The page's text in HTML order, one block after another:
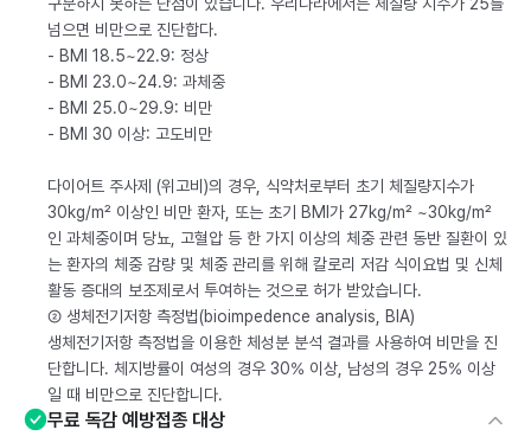
넘으면 비만으로 진단합다.
- BMI 18.5~22.9: 정상
- BMI 23.0~24.9: 과체중
- BMI 25.0~29.9: 비만
- BMI 30 이상: 고도비만
다이어트 주사제 (위고비)의 경우, 식약처로부터 초기 체질량지수가
30kg/m² 이상인 비만 환자, 또는 초기 BMI가 27kg/m² ~30kg/m²
인 과체중이며 당뇨, 고혈압 등 한 가지 이상의 체중 관련 동반 질환이 있
는 환자의 체중 감량 및 체중 관리를 위해 칼로리 저감 식이요법 및 신체
활동 증대의 보조제로서 투여하는 것으로 허가 받았습니다.
② 생체전기저항 측정법(bioimpedence analysis, BIA)
생체전기저항 측정법을 이용한 체성분 분석 결과를 사용하여 비만을 진
단합니다. 체지방률이 여성의 경우 30% 이상, 남성의 경우 25% 이상
일 때 비만으로 진단합니다.
무료 독감 예방접종 대상